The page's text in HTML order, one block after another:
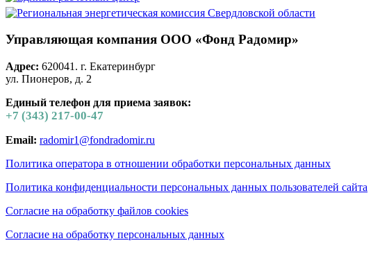
Управляющая компания ООО «Фонд Радомир»
Адрес: 620041. г. Екатеринбург
ул. Пионеров, д. 2
Единый телефон для приема заявок:
+7 (343) 217-00-47
Email: radomir1@fondradomir.ru
Политика оператора в отношении обработки персональных данных
Политика конфиденциальности персональных данных пользователей сайта
Согласие на обработку файлов cookies
Согласие на обработку персональных данных